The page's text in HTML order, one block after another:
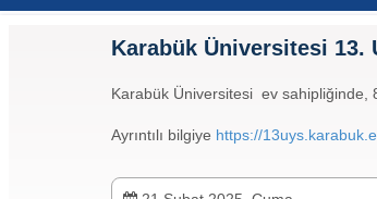
Karabük Üniversitesi 13.
Karabük Üniversitesi ev sahipliğinde,
Ayrıntılı bilgiye https://